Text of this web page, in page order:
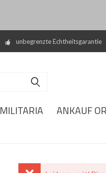
unbegrenzte Echtheitsgarantie
MILITARIA ANKAUF